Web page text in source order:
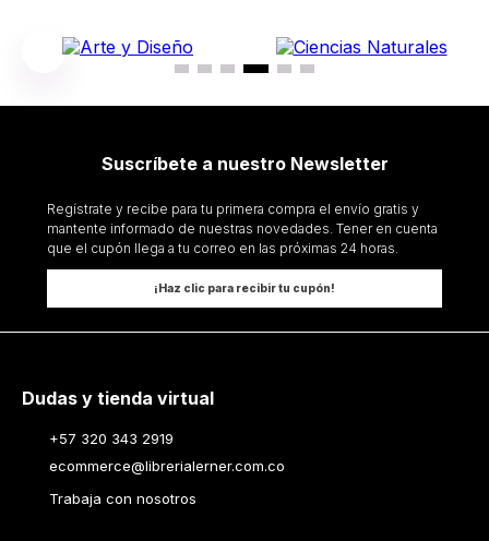
Suscríbete a nuestro Newsletter
Regístrate y recibe para tu primera compra el envío gratis y
mantente informado de nuestras novedades. Tener en cuenta
que el cupón llega a tu correo en las próximas 24 horas.
¡Haz clic para recibir tu cupón!
Dudas y tienda virtual
+57 320 343 2919
ecommerce@librerialerner.com.co
Trabaja con nosotros